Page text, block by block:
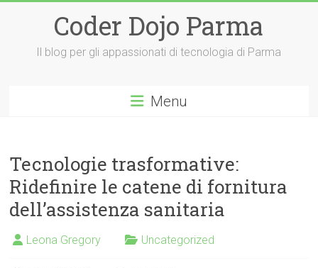
Coder Dojo Parma
Il blog per gli appassionati di tecnologia di Parma
Menu
Tecnologie trasformative:
Ridefinire le catene di fornitura
dell’assistenza sanitaria
Leona Gregory Uncategorized